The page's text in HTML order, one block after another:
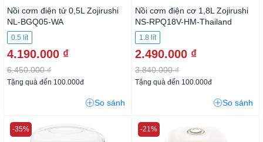
Nồi cơm điện tử 0,5L Zojirushi
NL-BGQ05-WA
0.5 lít
4.190.000 ₫
6.450.000 ₫
Tặng quà đến 100.000đ
So sánh
Nồi cơm điện cơ 1,8L Zojirushi
NS-RPQ18V-HM-Thailand
1.8 lít
2.490.000 ₫
3.840.000 ₫
Tặng quà đến 100.000đ
So sánh
-35% -21%